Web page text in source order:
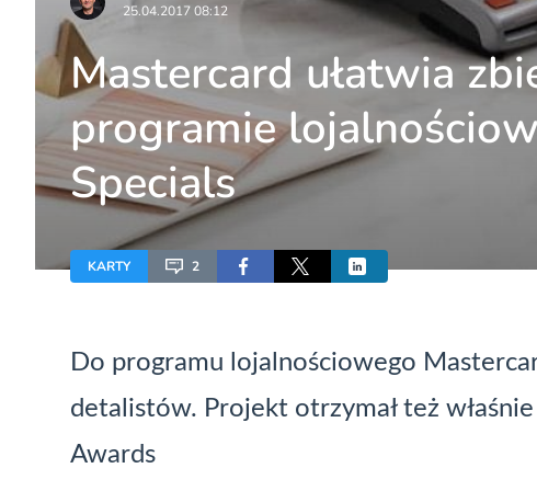
25.04.2017 08:12
Mastercard ułatwia
programie
Specials
KARTY 2
Do programu lojalnościowego
detalistów. Projekt otrzymał też
Awards